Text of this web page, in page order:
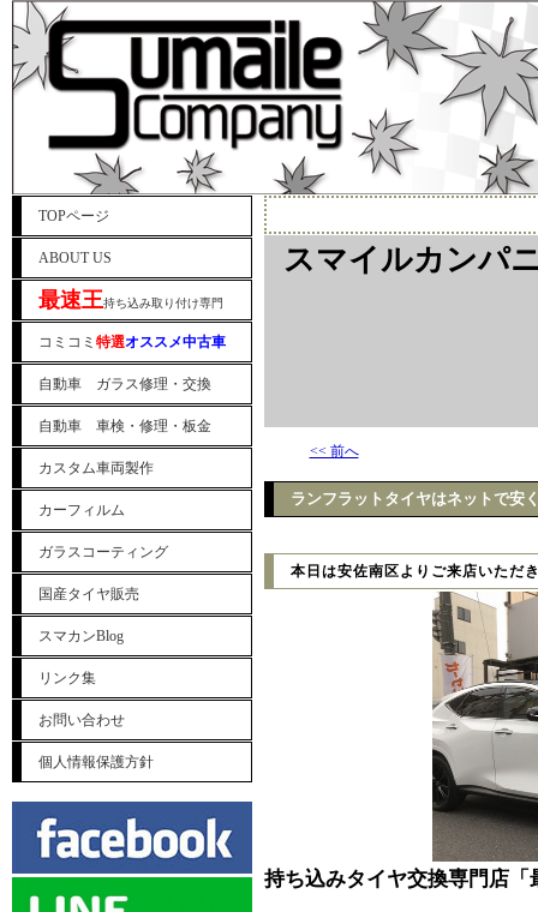
TOPページ
ABOUT US
最速王持ち込み取り付け専門
コミコミ 特選オススメ中古車
自動車 ガラス修理・交換
自動車 車検・修理・板金
カスタム車両製作
カーフィルム
ガラスコーティング
国産タイヤ販売
スマカンBlog
リンク集
お問い合わせ
個人情報保護方針
スマイルカンパ
<< 前へ
ランフラットタイヤはネットで安
本日は安佐南区よりご来店いただ
持ち込みタイヤ交換専門店「